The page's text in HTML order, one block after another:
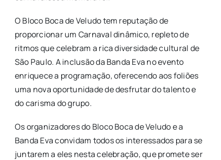
O Bloco Boca de Veludo tem reputação de
proporcionar um Carnaval dinâmico, repleto de
ritmos que celebram a rica diversidade cultural de
São Paulo. A inclusão da Banda Eva no evento
enriquece a programação, oferecendo aos foliões
uma nova oportunidade de desfrutar do talento e
do carisma do grupo.
Os organizadores do Bloco Boca de Veludo e a
Banda Eva convidam todos os interessados para se
juntarem a eles nesta celebração, que promete ser